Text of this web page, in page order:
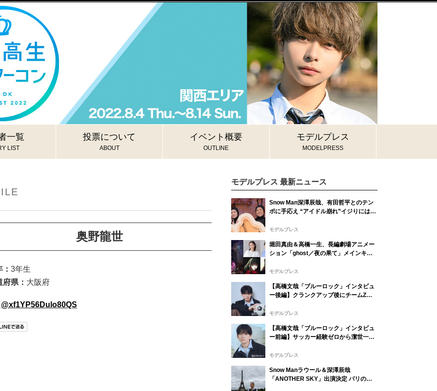
一覧
LIST
投票について
ABOUT
イベント概要
OUTLINE
モデルプレス
MODELPRESS
奥野龍世
3年生
府県： 大阪府
@xf1YP56Dulo80QS
モデルプレス 最新ニュース
Snow Man深澤辰哉、有田哲平とのテン
ポに手応え “アイドル崩れ”イジりには即
り」【アリフォルニア】
モデルプレス
堀田真由＆高橋一生、長編劇場アニメー
ション「ghost／夜の果て」メインキャ
た言葉にはできない沢山の感情を思い出
モデルプレス
【高橋文哉「ブルーロック」インタビュ
ー後編】クランクアップ後にチームZメ
キャスト陣の印象＆ムードメーカー明か
モデルプレス
【高橋文哉「ブルーロック」インタビュ
ー前編】サッカー経験ゼロから潔世一演
納得の表現「一番難しいポイントでした
モデルプレス
Snow Manラウール＆深澤辰哉
「ANOTHER SKY」出演決定 パリの所